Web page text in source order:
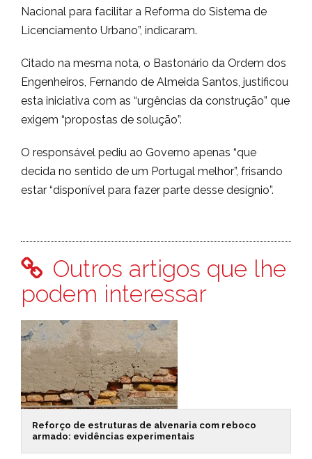
Nacional para facilitar a Reforma do Sistema de
Licenciamento Urbano”, indicaram.
Citado na mesma nota, o Bastonário da Ordem dos
Engenheiros, Fernando de Almeida Santos, justificou
esta iniciativa com as “urgências da construção” que
exigem “propostas de solução”.
O responsável pediu ao Governo apenas “que
decida no sentido de um Portugal melhor”, frisando
estar “disponível para fazer parte desse desígnio”.
Outros artigos que lhe
podem interessar
Reforço de estruturas de alvenaria com reboco
armado: evidências experimentais